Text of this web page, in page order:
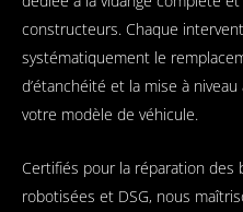
constructeurs. Chaque
systématiquement le
d’étanchéité et la mise à
votre modèle de véhicule.
Certifiés pour la réparation des
robotisées et DSG, nous